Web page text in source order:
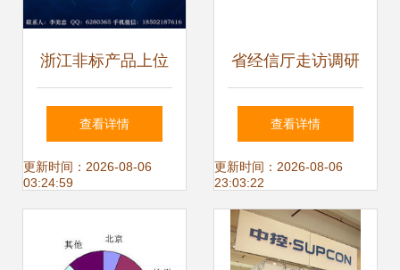
浙江非标产品上位
机接口开发公司 专
注软件开发，赋能
查看详情
更新时间：2026-08-06
03:24:59
省经信厅走访调研
数字经济:深耕本土
新兴产业争创数字
经济试验区
查看详情
更新时间：2026-08-06
23:03:22